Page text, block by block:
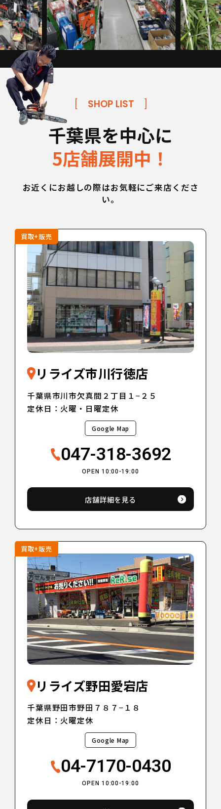
SHOP LIST
千葉県を中心に
5店舗展開中！
お近くにお越しの際はお気軽にご来店くださ
い。
買取+販売
リライズ市川行徳店
千葉県市川市欠真間２丁目１−２５
定休日：火曜・日曜定休
Google Map
047-318-3692
OPEN 10:00-19:00
店舗詳細を見る
買取+販売
リライズ野田愛宕店
千葉県野田市野田７８７−１８
定休日：火曜定休
Google Map
04-7170-0430
OPEN 10:00-19:00